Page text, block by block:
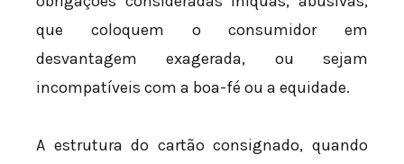
que coloquem o consumidor em
desvantagem exagerada, ou sejam
incompatíveis com a boa-fé ou a equidade.
A estrutura do cartão consignado, quando